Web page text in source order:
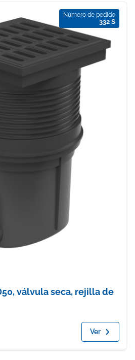
Número de pedido
332 S
válvula seca, rejilla de
Ver